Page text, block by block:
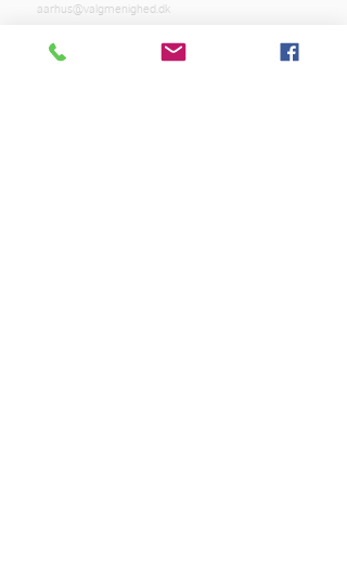
aarhus@valgmenighed.dk
Constitution